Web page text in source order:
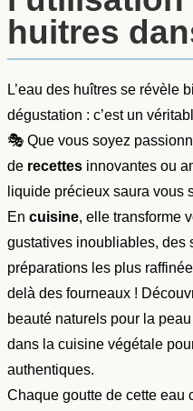
huitres
L’eau des huîtres se révèle
dégustation : c’est un
🎭 Que vous soyez
de recettes innovantes ou
liquide précieux saura vous
En cuisine, elle transforme
gustatives inoubliables, des
préparations les plus
delà des fourneaux !
beauté naturels pour la
dans la cuisine végétale
authentiques.
Chaque goutte de cette eau